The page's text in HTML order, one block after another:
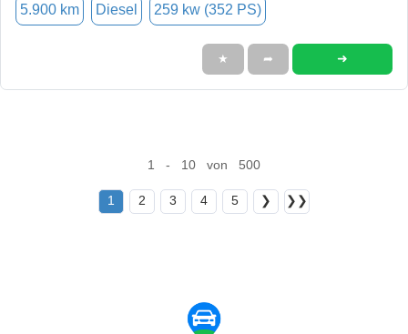
5.900 km Diesel 259 kw (352 PS)
★ ➦ ➜
1 - 10 von 500
1 2 3 4 5 ❯ ❯❯